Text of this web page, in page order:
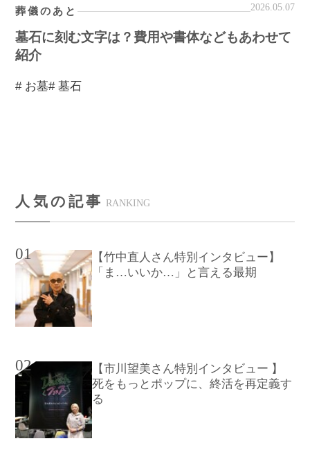
葬儀のあと 2026.05.07
墓石に刻む文字は？費用や書体などもあわせて
紹介
# お墓# 墓石
人気の記事 RANKING
01
【竹中直人さん特別インタビュー】
「ま…いいか…」と言える最期
02
【市川望美さん特別インタビュー 】
死をもっとポップに、終活を再定義す
る